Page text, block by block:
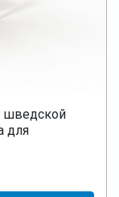
шведской
для